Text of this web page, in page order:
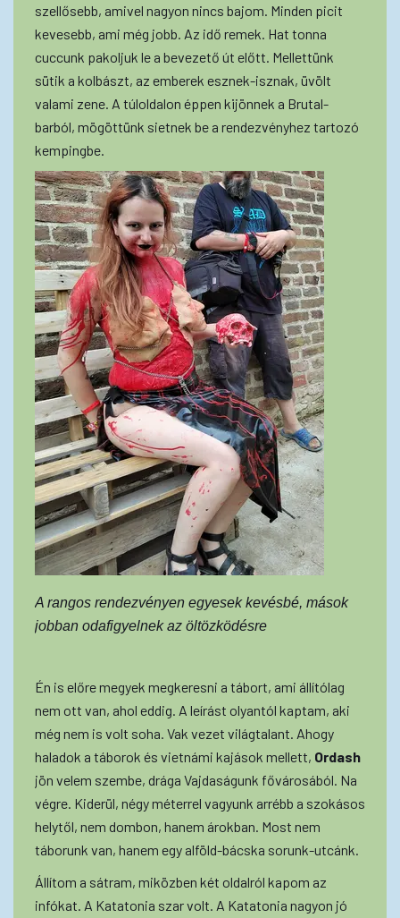
szellősebb, amivel nagyon nincs bajom. Minden picit
kevesebb, ami még jobb. Az idő remek. Hat tonna
cuccunk pakoljuk le a bevezető út előtt. Mellettünk
sütik a kolbászt, az emberek esznek-isznak, üvölt
valami zene. A túloldalon éppen kijönnek a Brutal-
barból, mögöttünk sietnek be a rendezvényhez tartozó
kempingbe.
A rangos rendezvényen egyesek kevésbé, mások
jobban odafigyelnek az öltözködésre
Én is előre megyek megkeresni a tábort, ami állítólag
nem ott van, ahol eddig. A leírást olyantól kaptam, aki
még nem is volt soha. Vak vezet világtalant. Ahogy
haladok a táborok és vietnámi kajások mellett, Ordash
jön velem szembe, drága Vajdaságunk fővárosából. Na
végre. Kiderül, négy méterrel vagyunk arrébb a szokásos
helytől, nem dombon, hanem árokban. Most nem
táborunk van, hanem egy alföld-bácska sorunk-utcánk.
Állítom a sátram, miközben két oldalról kapom az
infókat. A Katatonia szar volt. A Katatonia nagyon jó